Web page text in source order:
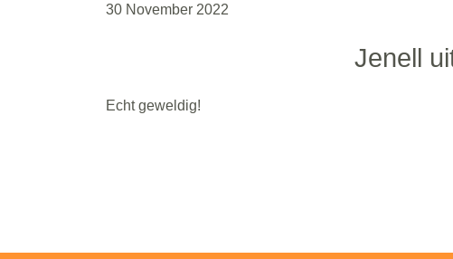
30 November 2022
Jenell
Echt geweldig!